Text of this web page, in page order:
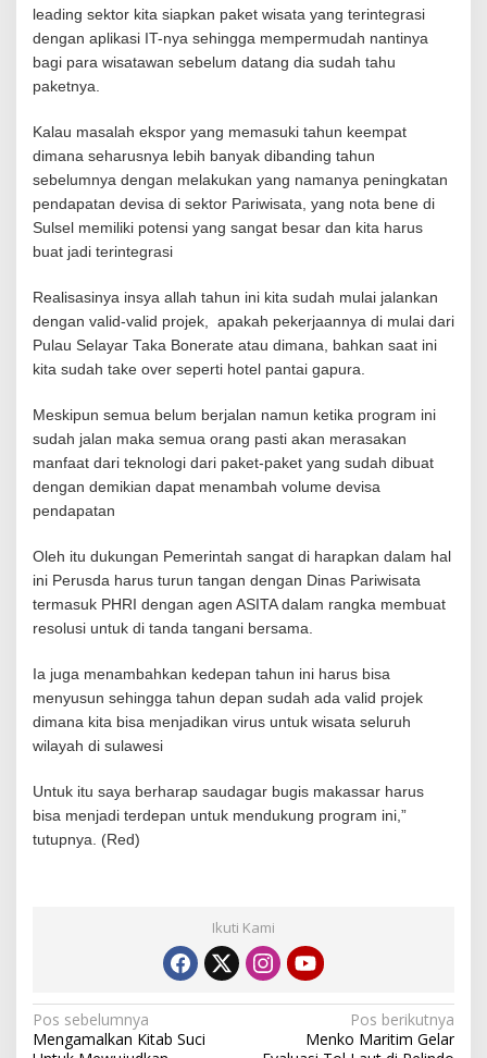
leading sektor kita siapkan paket wisata yang terintegrasi
dengan aplikasi IT-nya sehingga mempermudah nantinya
bagi para wisatawan sebelum datang dia sudah tahu
paketnya.
Kalau masalah ekspor yang memasuki tahun keempat
dimana seharusnya lebih banyak dibanding tahun
sebelumnya dengan melakukan yang namanya peningkatan
pendapatan devisa di sektor Pariwisata, yang nota bene di
Sulsel memiliki potensi yang sangat besar dan kita harus
buat jadi terintegrasi
Realisasinya insya allah tahun ini kita sudah mulai jalankan
dengan valid-valid projek, apakah pekerjaannya di mulai dari
Pulau Selayar Taka Bonerate atau dimana, bahkan saat ini
kita sudah take over seperti hotel pantai gapura.
Meskipun semua belum berjalan namun ketika program ini
sudah jalan maka semua orang pasti akan merasakan
manfaat dari teknologi dari paket-paket yang sudah dibuat
dengan demikian dapat menambah volume devisa
pendapatan
Oleh itu dukungan Pemerintah sangat di harapkan dalam hal
ini Perusda harus turun tangan dengan Dinas Pariwisata
termasuk PHRI dengan agen ASITA dalam rangka membuat
resolusi untuk di tanda tangani bersama.
Ia juga menambahkan kedepan tahun ini harus bisa
menyusun sehingga tahun depan sudah ada valid projek
dimana kita bisa menjadikan virus untuk wisata seluruh
wilayah di sulawesi
Untuk itu saya berharap saudagar bugis makassar harus
bisa menjadi terdepan untuk mendukung program ini,”
tutupnya. (Red)
Ikuti Kami
N
Pos sebelumnya
Mengamalkan Kitab Suci
Pos berikutnya
Menko Maritim Gelar